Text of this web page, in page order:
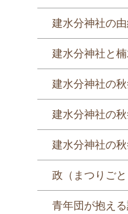
建水分神社の
建水分神社と
建水分神社の
建水分神社の
建水分神社の
政（まつりご
青年団が抱え